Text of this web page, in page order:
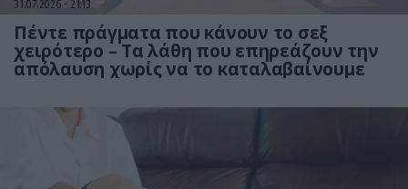
31.07.2026 21:13
Πέντε πράγματα που κάνουν το σεξ
χειρότερο – Τα λάθη που επηρεάζουν την
απόλαυση χωρίς να το καταλαβαίνουμε